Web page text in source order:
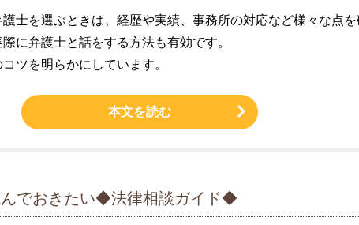
士を選ぶときは、経歴や実績、事務所の対応など様々な点を
に弁護士と話をする方法も有効です。
ツを明らかにしています。
本文を読む
でおきたい◆法律相談ガイド◆